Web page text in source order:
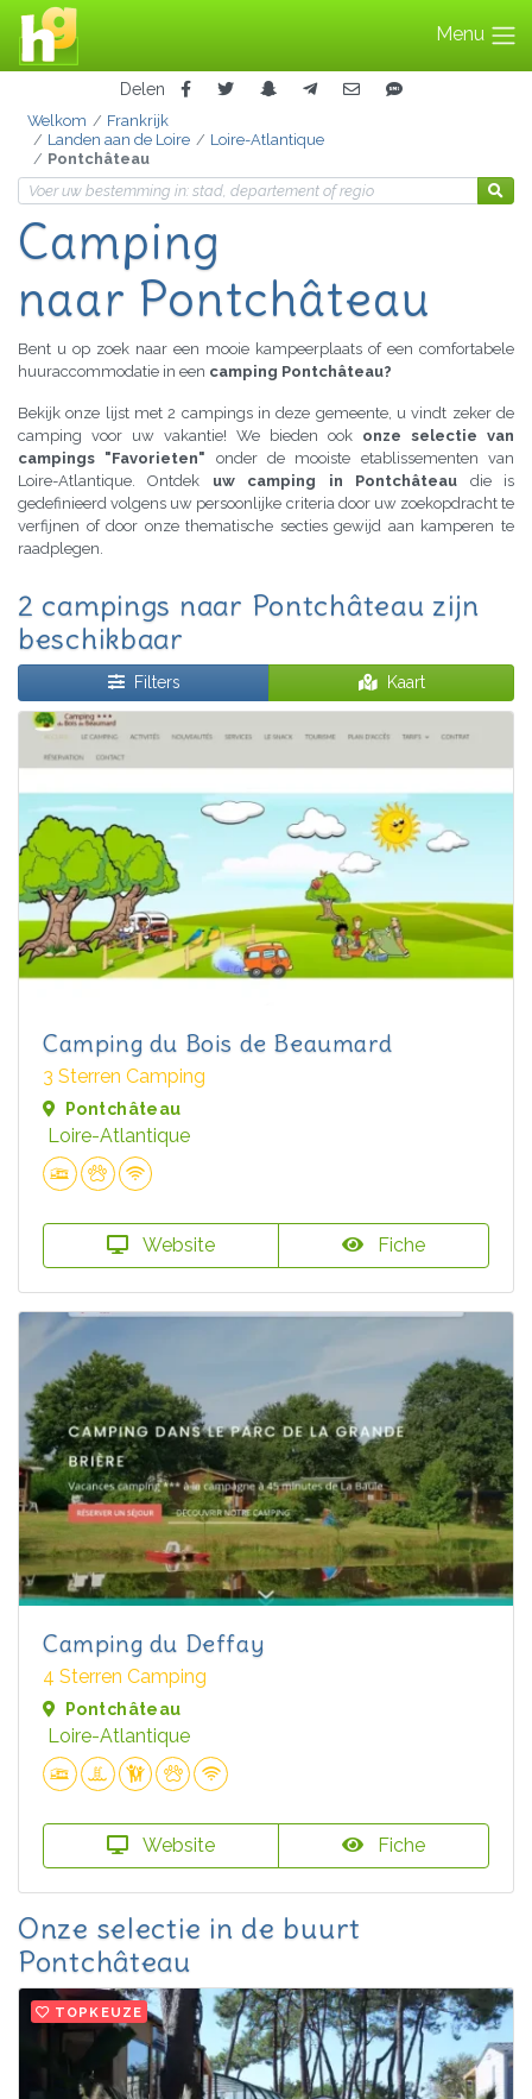
Menu
Delen
Welkom
Frankrijk
Landen aan de Loire
Loire-Atlantique
Pontchâteau
Camping
naar Pontchâteau
Bent u op zoek naar een mooie kampeerplaats of een comfortabele
huuraccommodatie in een camping Pontchâteau?
Bekijk onze lijst met 2 campings in deze gemeente, u vindt zeker de
camping voor uw vakantie! We bieden ook onze selectie van
campings "Favorieten" onder de mooiste etablissementen van
Loire-Atlantique. Ontdek uw camping in Pontchâteau die is
gedefinieerd volgens uw persoonlijke criteria door uw zoekopdracht te
verfijnen of door onze thematische secties gewijd aan kamperen te
raadplegen.
2 campings naar Pontchâteau zijn
beschikbaar
Filters Kaart
Camping du Bois de Beaumard
3 Sterren Camping
Pontchâteau
Loire-Atlantique
Website Fiche
Camping du Deffay
4 Sterren Camping
Pontchâteau
Loire-Atlantique
Website Fiche
Onze selectie in de buurt
Pontchâteau
TOPKEUZE